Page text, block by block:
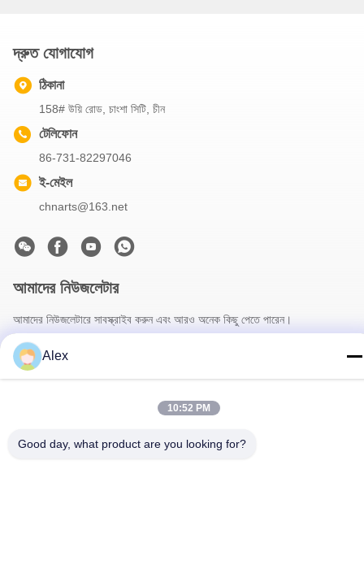
দ্রুত যোগাযোগ
ঠিকানা
158# উয়ি রোড, চাংশা সিটি, চীন
টেলিফোন
86-731-82297046
ই-মেইল
chnarts@163.net
আমাদের নিউজলেটার
আমাদের নিউজলেটারে সাবস্ক্রাইব করুন এবং আরও অনেক কিছু পেতে পারেন।
Alex
10:52 PM
Good day, what product are you looking for?